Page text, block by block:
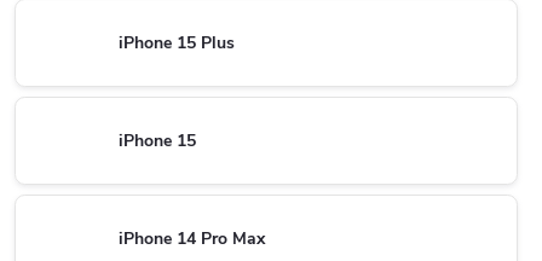
iPhone 15 Plus
iPhone 15
iPhone 14 Pro Max